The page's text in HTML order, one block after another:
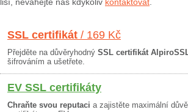
SSL certifikát / 169 Kč
Přejděte na důvěryhodný SSL certifikát
šifrováním a ušetřete.
EV SSL certifikáty
Chraňte svou reputaci a zajistěte maximální